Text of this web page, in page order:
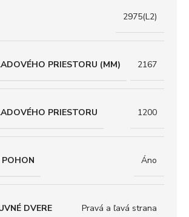
2975(L2)
PRIESTORU (MM) 2167
PRIESTORU 1200
POHON Áno
DVERE Pravá a ľavá strana